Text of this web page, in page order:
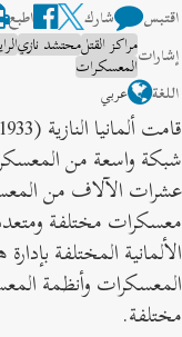
اقتبس شارك
اطبع
إشاراتمراكز القتلمحتشد نازي
المعسكرات
اللغة
عربي
واسعة من
الآلاف من
مختلفة
المختلفة
وأنظمة